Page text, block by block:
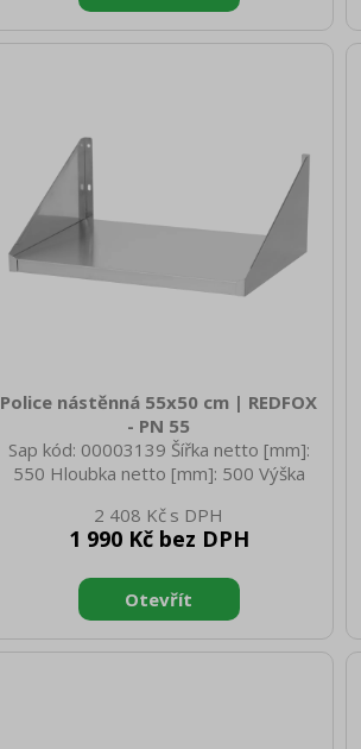
Police nástěnná 55x50 cm | REDFOX
- PN 55
Sap kód: 00003139 Šířka netto [mm]:
550 Hloubka netto [mm]: 500 Výška
4.40 Šířka brutto [mm]: 560 Hloubka
brutto [mm]: 510 Výška brutto [mm]:
AISI 430
2 408 Kč
1 990 Kč bez DPH